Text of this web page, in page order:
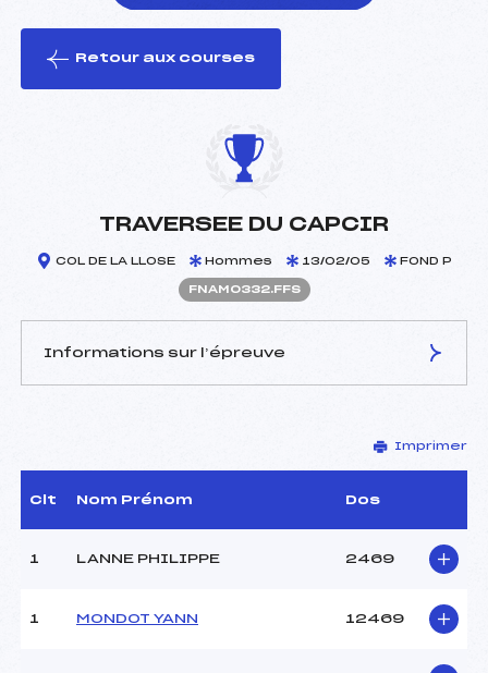
le ski
Retour aux courses
TRAVERSEE DU CAPCIR
COL DE LA LLOSE Hommes 13/02/05 FOND P
FNAM0332.FFS
Informations sur l’épreuve
JUMERE BERNARD (PO)
D.T Adjoint :
–
Dir. Epreuve :
BEGARIE SOPHIE (PE)
Piste de Replis
40 km
Imprimer
Clt Nom Prénom Dos
1 LANNE PHILIPPE 2469
1 MONDOT YANN 12469